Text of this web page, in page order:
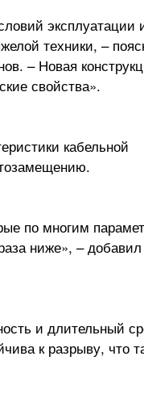
эксплуатации
техники, –
– Новая
свойства».
кабельной
по многим
ниже», – добавил
и длительный
к разрыву, что